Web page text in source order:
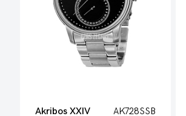
Akribos XXIV
AK728SSB